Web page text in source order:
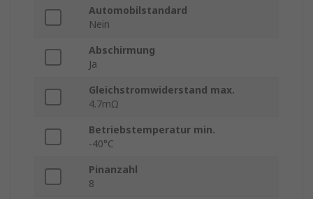
Automobilstandard
Nein
Abschirmung
Ja
Gleichstromwiderstand max.
4.7mΩ
Betriebstemperatur min.
-40°C
Pinanzahl
8